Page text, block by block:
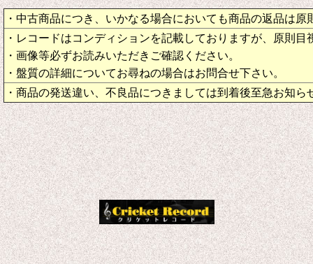
・中古商品につき、いかなる場合においても商品の返品は原
・レコードはコンディションを記載しておりますが、原則目
・画像等必ずお読みいただきご確認ください。
・盤質の詳細についてお尋ねの場合はお問合せ下さい。
・商品の発送違い、不良品につきましては到着後至急お知ら